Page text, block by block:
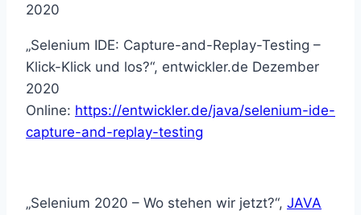
2020
„Selenium IDE: Capture-and-Replay-Testing –
Klick-Klick und los?“, entwickler.de Dezember
2020
Online: https://entwickler.de/java/selenium-ide-
capture-and-replay-testing
„Selenium 2020 – Wo stehen wir jetzt?“, JAVA